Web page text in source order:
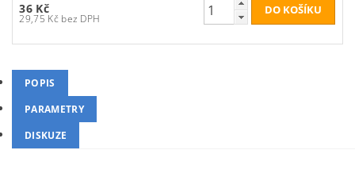
36 Kč
29,75 Kč bez DPH
POPIS
PARAMETRY
DISKUZE